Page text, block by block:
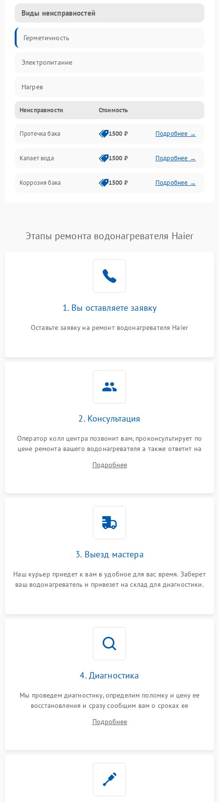
Виды неисправностей
Герметичность
Электропитание
Нагрев
Датчики
Механика
Неисправности Стоимость
Протечка бака 1500 ₽ Подробнее →
Капает вода 1500 ₽ Подробнее →
Коррозия бака 1500 ₽ Подробнее →
Этапы ремонта водонагревателя Haier
1. Вы оставляете заявку
Оставьте заявку на ремонт водонагревателя Haier
2. Консультация
Оператор колл центра позвонит вам, проконсультирует по
цене ремонта вашего водонагревателя а также ответит на
Подробнее
3. Выезд мастера
Наш курьер приедет к вам в удобное для вас время. Заберет
ваш водонагреватель и привезет на склад для диагностики.
4. Диагностика
Мы проведем диагностику, определим поломку и цену ее
восстановления и сразу сообщим вам о сроках ее
Подробнее